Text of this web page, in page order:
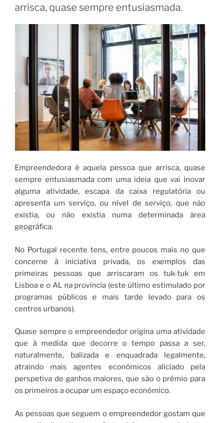
arrisca, quase sempre entusiasmada.
Empreendedora é aquela pessoa que arrisca, quase
sempre entusiasmada com uma ideia que vai inovar
alguma atividade, escapa da caixa regulatória ou
apresenta um serviço, ou nível de serviço, que não
existia, ou não existia numa determinada área
geográfica.
No Portugal recente tens, entre poucos mais no que
concerne à iniciativa privada, os exemplos das
primeiras pessoas que arriscaram os tuk-tuk em
Lisboa e o AL na província (este último estimulado por
programas públicos e mais tarde levado para os
centros urbanos).
Quase sempre o empreendedor origina uma atividade
que à medida que decorre o tempo passa a ser,
naturalmente, balizada e enquadrada legalmente,
atraindo mais agentes económicos aliciado pela
perspetiva de ganhos maiores, que são o prémio para
os primeiros a ocupar um espaço económico.
As pessoas que seguem o empreendedor gostam que